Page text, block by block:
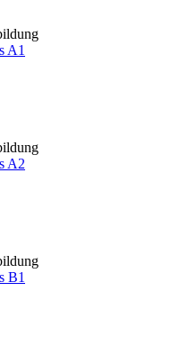
A1
A2
B1